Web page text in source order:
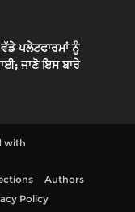
ਪਲੇਟਫਾਰਮਾਂ ਨੂੰ
ਜਾਣੋ ਇਸ ਬਾਰੇ
with
Authors
Policy